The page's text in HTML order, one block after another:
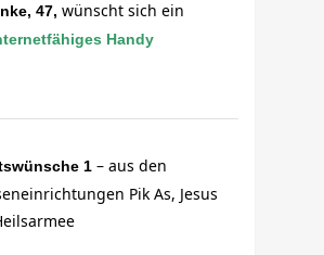
47,wünscht sich ein
Handy
1– aus den
Pik As, Jesus